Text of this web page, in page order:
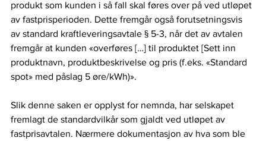
produkt som kunden i så fall skal føres over på ved utløpet
av fastprisperioden. Dette fremgår også forutsetningsvis
av standard kraftleveringsavtale § 5-3, når det av avtalen
fremgår at kunden «overføres […] til produktet [Sett inn
produktnavn, produktbeskrivelse og pris (f.eks. «Standard
spot» med påslag 5 øre/kWh)».
Slik denne saken er opplyst for nemnda, har selskapet
fremlagt de standardvilkår som gjaldt ved utløpet av
fastprisavtalen. Nærmere dokumentasjon av hva som ble